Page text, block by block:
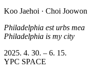
Koo Jaehoi · Choi Joowon
Philadelphia est urbs mea
Philadelphia is my city
2025. 4. 30. – 6. 15.
YPC SPACE